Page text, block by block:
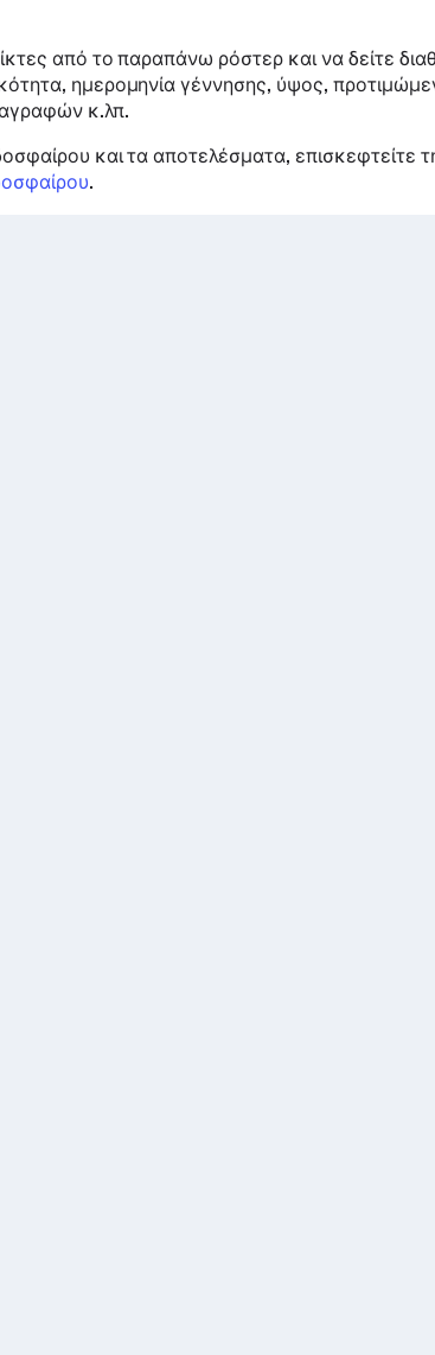
από το παραπάνω ρόστερ και να δείτε
ημερομηνία γέννησης, ύψος,
κ.λπ.
και τα αποτελέσματα, επισκεφτείτε
.